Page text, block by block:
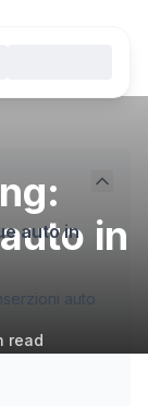
in
read
auto in
auto